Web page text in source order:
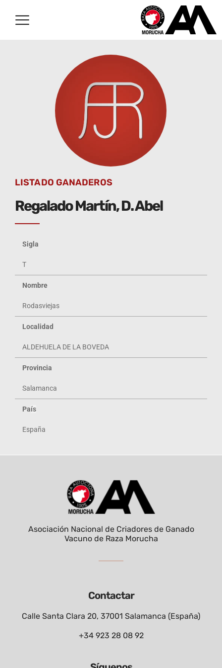
LISTADO GANADEROS
Regalado Martín, D. Abel
Sigla
T
Nombre
Rodasviejas
Localidad
ALDEHUELA DE LA BOVEDA
Provincia
Salamanca
País
España
Contactar
Calle Santa Clara 20, 37001 Salamanca (España)
+34 923 28 08 92
Asociación Nacional de Criadores de Ganado
Vacuno de Raza Morucha